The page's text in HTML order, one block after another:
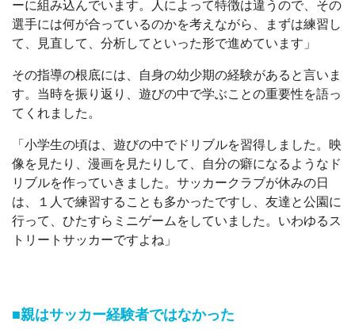
ーに組み込んでいます。人によって特徴は違うので、その
選手には何が合っているのかを考えながら、まずは練習し
て、見直して、分析してといった形で進めています」
その指導の根底には、自身の幼少期の経験があると言いま
す。当時を振り返り、遊びの中で学ぶことの重要性を語っ
てくれました。
「小学生の頃は、遊びの中でドリブルを習得しました。映
像を見たり、漫画を見たりして、自分の癖になるようなド
リブルを作っていきました。サッカークラブが休みの日
は、１人で練習することも多かったですし、友達と公園に
行って、ひたすらミニゲームをしていました。いわゆるス
トリートサッカーですよね」
■親はサッカー経験者ではなかった